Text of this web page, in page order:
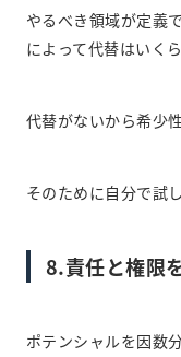
やるべき領域が定義
によって代替はいく
代替がないから希少
そのために自分で試
8.責任と権限
ポテンシャルを因数